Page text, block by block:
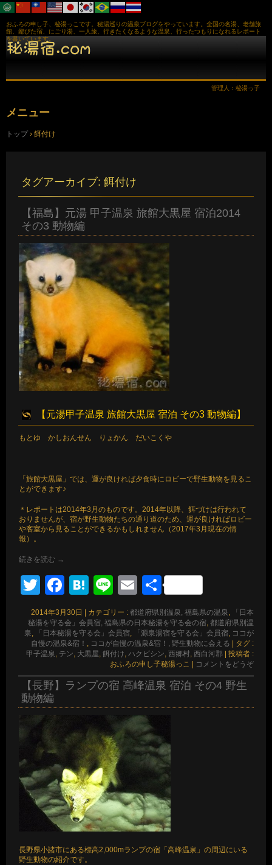
おふろの申し子、秘湯っこです。秘湯巡りの温泉ブログをやっています。全国の名湯、老舗旅
館、鄙びた宿、にごり湯、一人旅、行きたくなるような温泉、行ったつもりになれるレポート
を書いています。
管理人：秘湯っ子
メニュー
ン
トップ › 餌付け
タグアーカイブ: 餌付け
【福島】元湯 甲子温泉 旅館大黒屋 宿泊2014
その3 動物編
【元湯甲子温泉 旅館大黒屋 宿泊 その3 動物編】
もとゆ かしおんせん りょかん だいこくや
「旅館大黒屋」では、運が良ければ夕食時にロビーで野生動物を見るこ
とができます♪
＊レポートは2014年3月のものです。2014年以降、餌づけは行われて
おりませんが、宿が野生動物たちの通り道のため、運が良ければロビー
や客室から見ることができるかもしれません（2017年3月現在の情
報）。
続きを読む →
TwitterFacebook
Hatena
LineEmail
共
有
2014年3月30日 カテゴリー : 都道府県別温泉, 福島県の温泉,
「日本
秘湯を守る会」会員宿, 福島県の日本秘湯を守る会の宿, 都道府県別温
泉, 「日本秘湯を守る会」会員宿, 「源泉湯宿を守る会」会員宿, ココが
自慢の温泉&宿！ , ココが自慢の温泉&宿！, 野生動物に会える
タグ :
甲子温泉, テン, 大黒屋, 餌付け, ハクビシン, 西郷村, 西白河郡
投稿者 :
おふろの申し子秘湯っこ
コメントをどうぞ
【長野】ランプの宿 高峰温泉 宿泊 その4 野生
動物編
長野県小諸市にある標高2,000mランプの宿「高峰温泉」の周辺にいる
野生動物の紹介です。